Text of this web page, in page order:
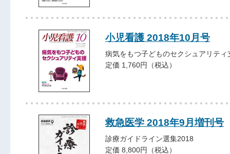
小児看護 2018年10月号
病気をもつ子どものセクシュアリティ
定価 1,760円（税込）
救急医学 2018年9月増刊号
診療ガイドライン選集2018
定価 8,800円（税込）